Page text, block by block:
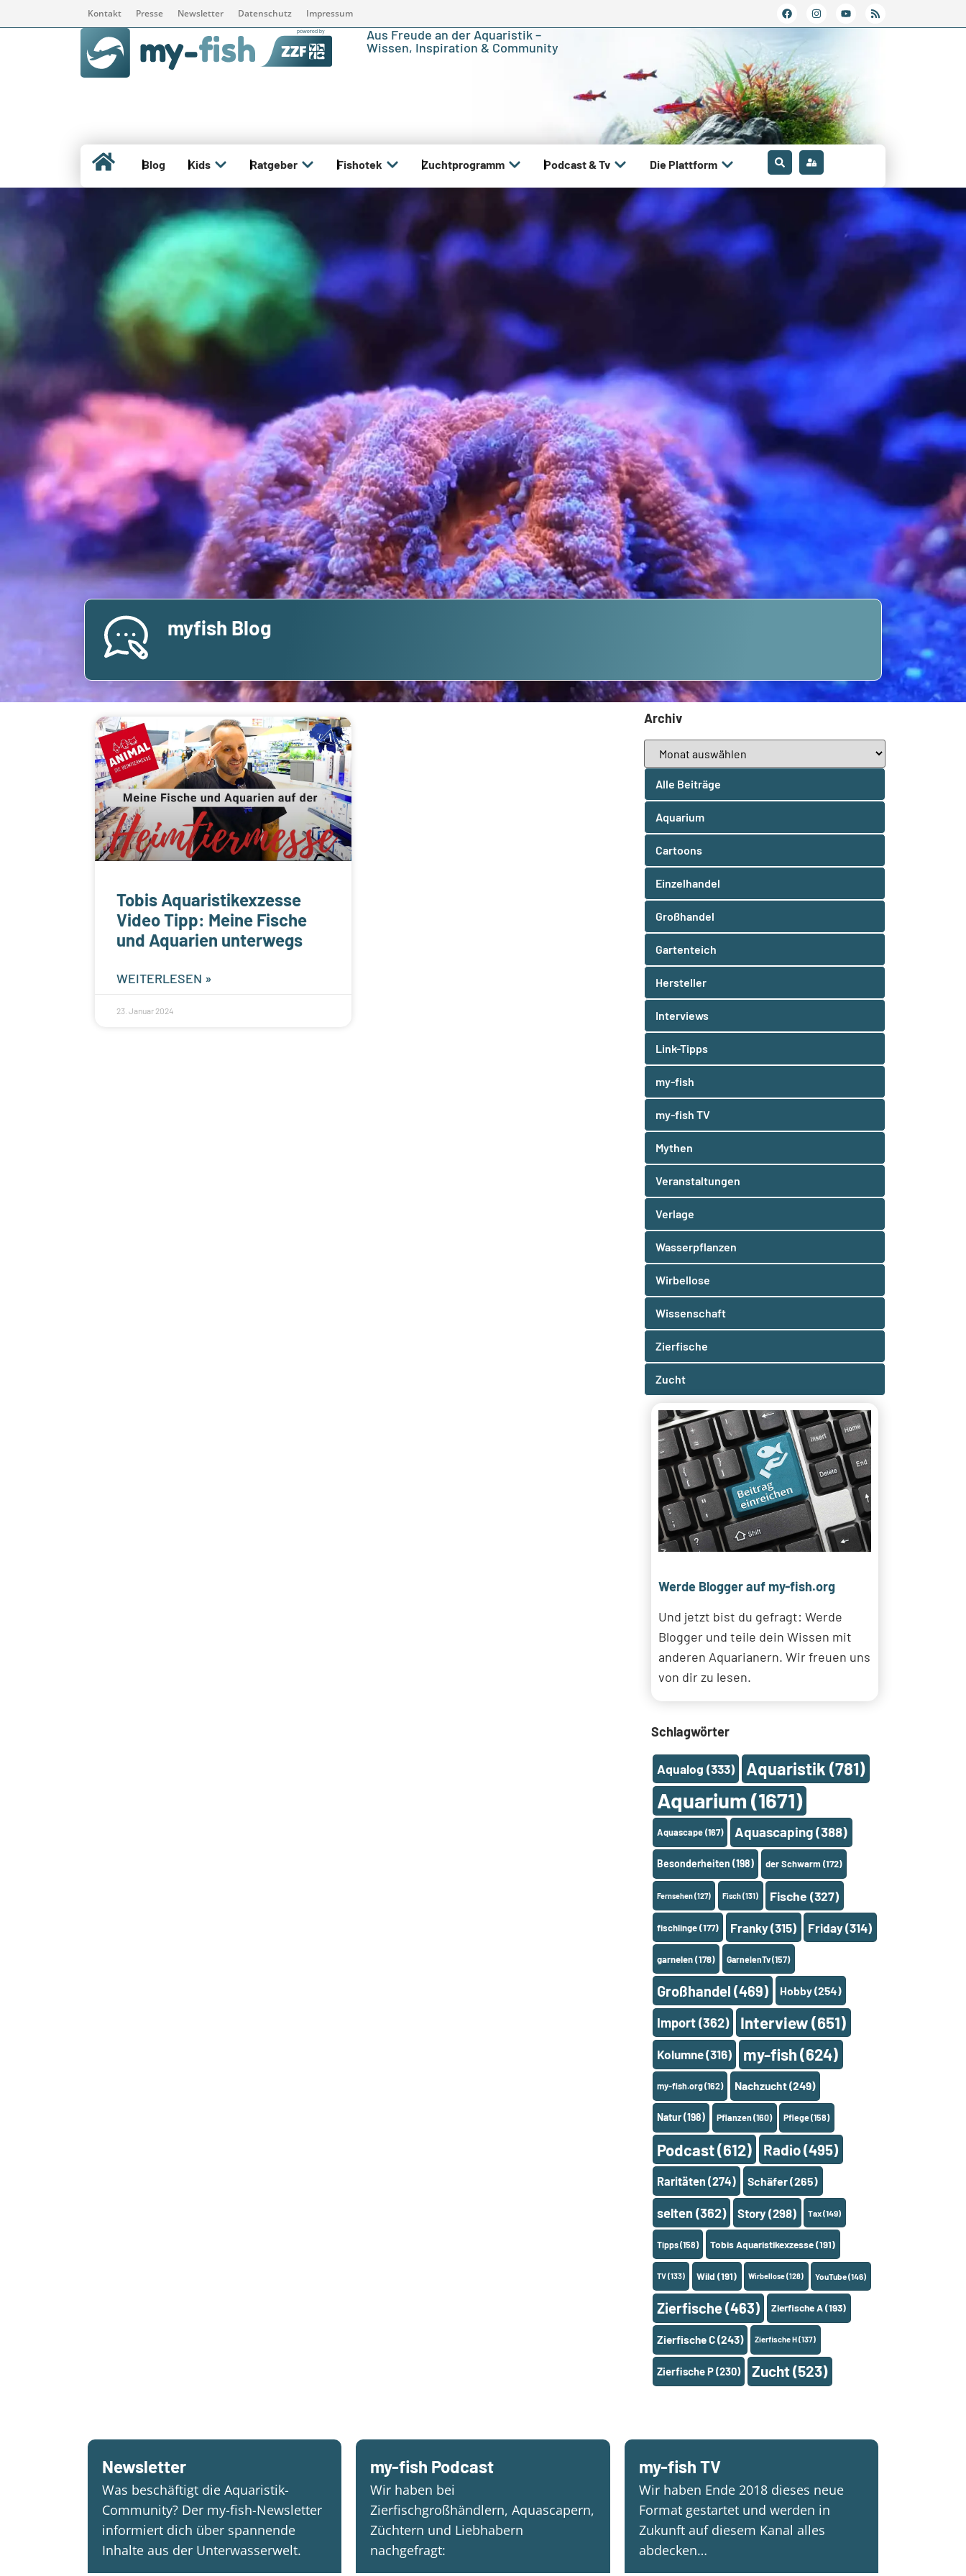
Kontakt Presse Newsletter Datenschutz Impressum
Aus Freude an der Aquaristik –
Wissen, Inspiration & Community
Blog Kids Ratgeber Fishotek Zuchtprogramm Podcast & Tv Die Plattform
myfish Blog
Tobis Aquaristikexzesse
Video Tipp: Meine Fische
und Aquarien unterwegs
WEITERLESEN »
23. Januar 2024
Archiv
Alle Beiträge
Aquarium
Cartoons
Einzelhandel
Großhandel
Gartenteich
Hersteller
Interviews
Link-Tipps
my-fish
my-fish TV
Mythen
Veranstaltungen
Verlage
Wasserpflanzen
Wirbellose
Wissenschaft
Zierfische
Zucht
Werde Blogger auf my-fish.org
Und jetzt bist du gefragt: Werde
Blogger und teile dein Wissen mit
anderen Aquarianern. Wir freuen uns
von dir zu lesen.
Schlagwörter
Aqualog (333) Aquaristik (781)
Aquarium (1671)
Aquascape(167) Aquascaping(388)
Besonderheiten (198) der Schwarm(172)
Fernsehen(127) Fisch(131) Fische (327)
fischlinge(177) Franky(315) Friday(314)
garnelen(178) GarnelenTv(157)
Großhandel (469) Hobby(254)
Import(362) Interview(651)
Kolumne(316) my-fish(624)
my-fish.org(162) Nachzucht(249)
Natur(198) Pflanzen(160) Pflege(158)
Podcast(612) Radio(495)
Raritäten (274) Schäfer(265)
selten (362) Story (298) Tax(149)
Tipps(158) Tobis Aquaristikexzesse(191)
TV(133) Wild (191) Wirbellose(128) YouTube(146)
Zierfische(463) Zierfische A(193)
Zierfische C(243) Zierfische H(137)
Zierfische P(230) Zucht(523)
Newsletter
Was beschäftigt die Aquaristik-
Community? Der my-fish-Newsletter
informiert dich über spannende
Inhalte aus der Unterwasserwelt.
my-fish Podcast
Wir haben bei
Zierfischgroßhändlern, Aquascapern,
Züchtern und Liebhabern
nachgefragt:
my-fish TV
Wir haben Ende 2018 dieses neue
Format gestartet und werden in
Zukunft auf diesem Kanal alles
abdecken…